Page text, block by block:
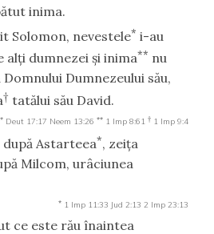
inima.
Solomon, nevestele* i-au
alţi dumnezei şi inima** nu
Dumnezeului său,
† tatălui său David.
* Deut 17:17 Neem 13:26 ** 1 Imp 8:61 † 1 Imp 9:4
Astarteea*, zeiţa
Milcom, urâciunea
* 1 Imp 11:33 Jud 2:13 2 Imp 23:13
ce este rău înaintea